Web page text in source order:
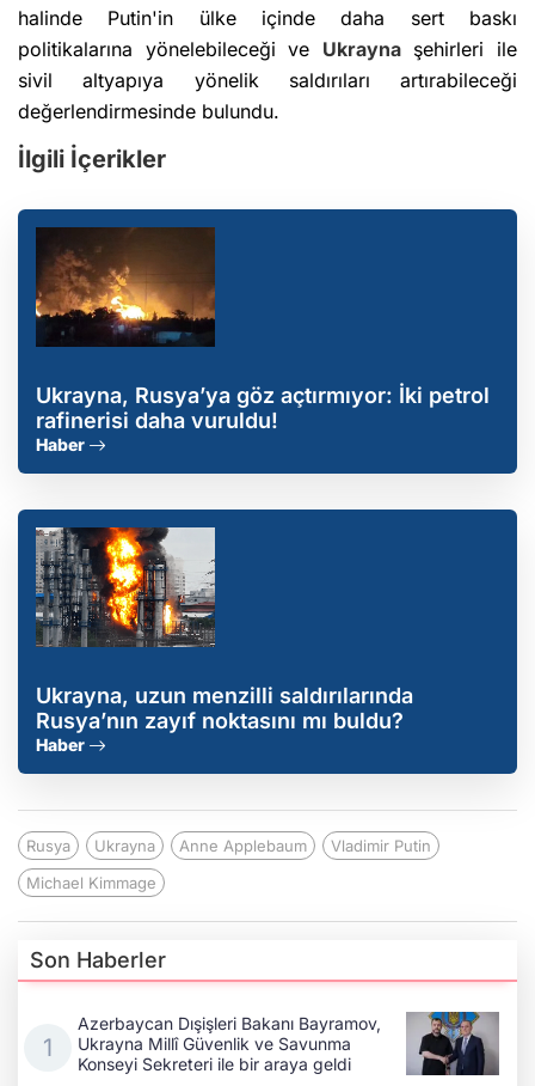
halinde Putin'in ülke içinde daha sert baskı
politikalarına yönelebileceği ve Ukraynaşehirleri ile
sivil altyapıya yönelik saldırıları artırabileceği
değerlendirmesinde bulundu.
İlgili İçerikler
Ukrayna, Rusya’ya göz açtırmıyor: İki petrol
rafinerisi daha vuruldu!
Haber
Ukrayna, uzun menzilli saldırılarında
Rusya’nın zayıf noktasını mı buldu?
Haber
Rusya Ukrayna Anne Applebaum
Vladimir Putin
Michael Kimmage
Son Haberler
Azerbaycan Dışişleri Bakanı Bayramov,
Ukrayna Millî Güvenlik ve Savunma
Konseyi Sekreteri ile bir araya geldi